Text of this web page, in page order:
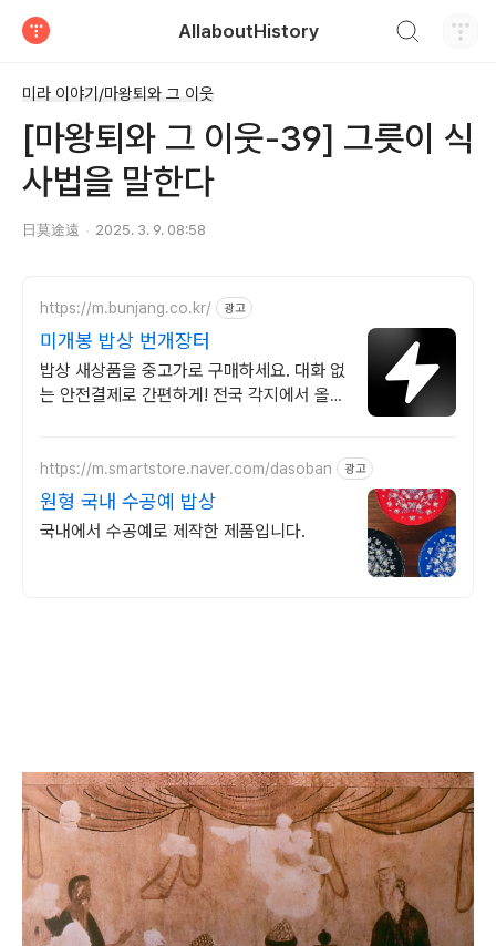
AllaboutHistory
미라 이야기/마왕퇴와 그 이웃
[마왕퇴와 그 이웃-39] 그릇이 식
사법을 말한다
日莫途遠 2025. 3. 9. 08:58
https://m.bunjang.co.kr/ 광고
미개봉 밥상 번개장터
밥상 새상품을 중고가로 구매하세요. 대화 없
는 안전결제로 간편하게! 전국 각지에서 올라
https://m.smartstore.naver.com/dasoban 광고
원형 국내 수공예 밥상
국내에서 수공예로 제작한 제품입니다.